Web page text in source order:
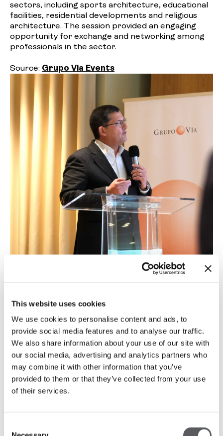
This website uses cookies
We use cookies to personalise content and ads, to
provide social media features and to analyse our traffic.
We also share information about your use of our site with
our social media, advertising and analytics partners who
may combine it with other information that you’ve
provided to them or that they’ve collected from your use
of their services.
sectors, including sports architecture, educational
facilities, residential developments and religious
architecture. The session provided an engaging
opportunity for exchange and networking among
professionals in the sector.
Source: Grupo Via Events
Rodrigo Sampayo apresenta
Openbook no evento
“Arquitetura de Referência” do
Grupo Vía em Lisboa
de arquitetura num encontro dedicado à reflexão